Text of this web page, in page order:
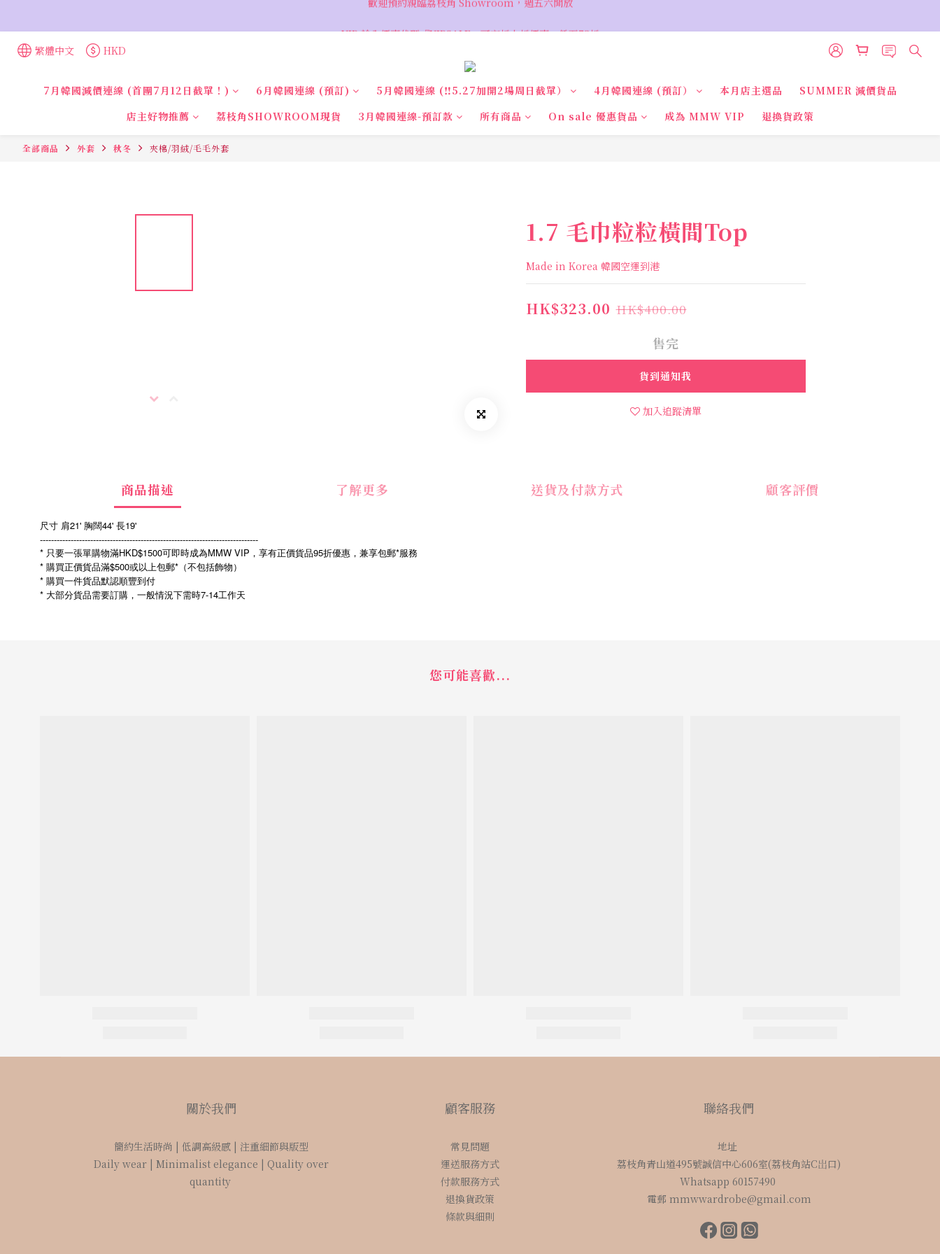
繁體中文 HKD
7月韓國減價連線 (首團7月12日截單！) 6月韓國連線 (預訂) 5月韓國連線 (‼️5.27加開2場周日截單） 4月韓國連線 (預訂） 本月店主選品
SUMMER 減價貨品
店主好物推薦
荔枝角SHOWROOM現貨 3月韓國連線-預訂款 所有商品 On sale 優惠貨品 成為 MMW VIP 退換貨政策
全部商品 外套 秋冬 夾棉/羽絨/毛毛外套
1.7 毛巾粒粒橫間Top
Made in Korea 韓國空運到港
HK$323.00 HK$400.00
售完
貨到通知我
加入追蹤清單
商品描述 了解更多 送貨及付款方式 顧客評價
尺寸 肩21' 胸闊44' 長19'
------------------------------------------------------------------------------
* 只要一張單購物滿HKD$1500可即時成為MMW VIP，享有正價貨品95折優惠，兼享包郵*服務
* 購買正價貨品滿$500或以上包郵*（不包括飾物）
* 購買一件貨品默認順豐到付
* 大部分貨品需要訂購，一般情況下需時7-14工作天
您可能喜歡...
關於我們
簡約生活時尚 | 低調高級感 | 注重細節與版型
Daily wear | Minimalist elegance | Quality over
quantity
顧客服務
常見問題
運送服務方式
付款服務方式
退換貨政策
條款與細則
聯絡我們
地址
荔枝角青山道495號誠信中心606室(荔枝角站C岀口)
Whatsapp 60157490
電郵 mmwwardrobe@gmail.com